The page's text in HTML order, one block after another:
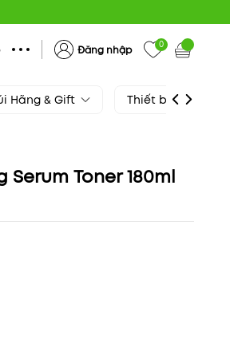
Đăng nhập 0
Hãng & Gift Thiết bị làm đẹp
Toner 180ml